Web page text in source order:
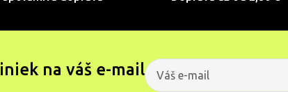
na váš e-mail